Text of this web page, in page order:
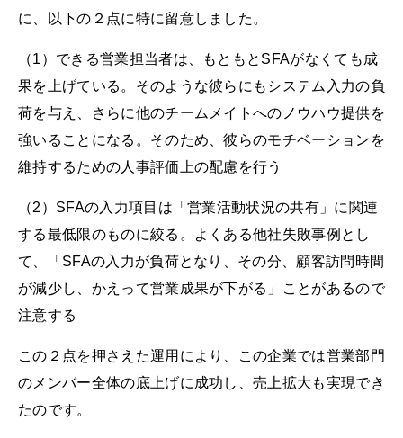
に、以下の２点に特に留意しました。
（1）できる営業担当者は、もともとSFAがなくても成
果を上げている。そのような彼らにもシステム入力の負
荷を与え、さらに他のチームメイトへのノウハウ提供を
強いることになる。そのため、彼らのモチベーションを
維持するための人事評価上の配慮を行う
（2）SFAの入力項目は「営業活動状況の共有」に関連
する最低限のものに絞る。よくある他社失敗事例とし
て、「SFAの入力が負荷となり、その分、顧客訪問時間
が減少し、かえって営業成果が下がる」ことがあるので
注意する
この２点を押さえた運用により、この企業では営業部門
のメンバー全体の底上げに成功し、売上拡大も実現でき
たのです。